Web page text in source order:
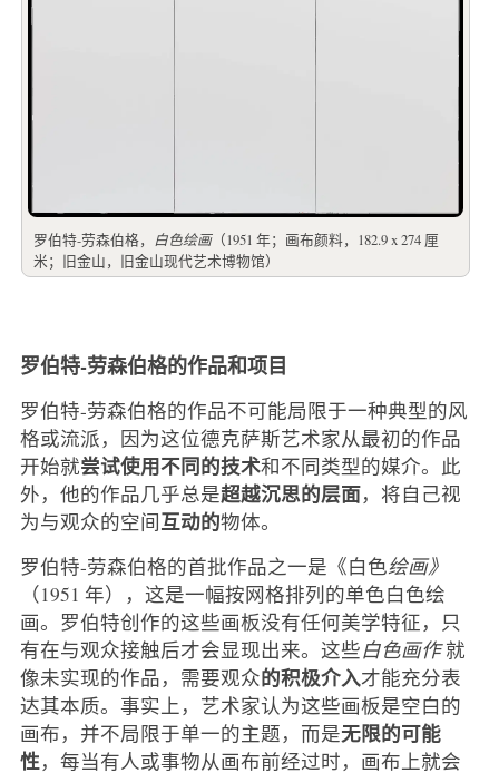
罗伯特-劳森伯格， 白色绘画（1951 年；画布颜料，182.9 x 274 厘
米；旧金山，旧金山现代艺术博物馆）
罗伯特-劳森伯格的作品和项目
罗伯特-劳森伯格的作品不可能局限于一种典型的风
格或流派，因为这位德克萨斯艺术家从最初的作品
开始就尝试使用不同的技术和不同类型的媒介。此
外，他的作品几乎总是超越沉思的层面，将自己视
为与观众的空间互动的物体。
罗伯特-劳森伯格的首批作品之一是《白色绘画》
（1951 年），这是一幅按网格排列的单色白色绘
画。罗伯特创作的这些画板没有任何美学特征，只
有在与观众接触后才会显现出来。这些白色画作就
像未实现的作品，需要观众的积极介入才能充分表
达其本质。事实上，艺术家认为这些画板是空白的
画布，并不局限于单一的主题，而是无限的可能
性，每当有人或事物从画布前经过时，画布上就会